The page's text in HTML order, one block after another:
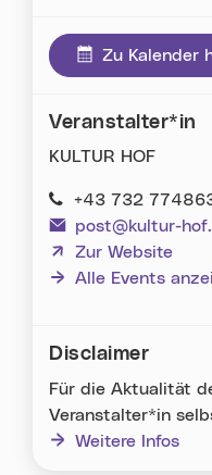
Zu Kalender
Veranstalter*in
KULTUR HOF
+43 732
post@kultur-
Zur Website
(neues Fenster)
Alle Events
Disclaimer
Für die Aktualität
Veranstalter*in
Weitere Infos